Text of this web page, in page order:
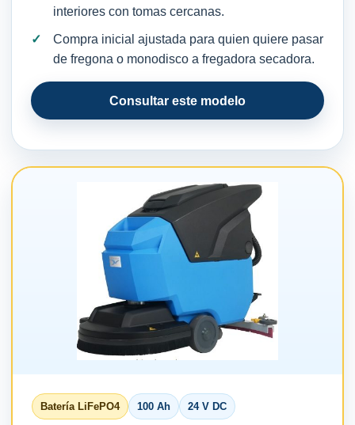
interiores con tomas cercanas.
Compra inicial ajustada para quien quiere pasar
de fregona o monodisco a fregadora secadora.
Consultar este modelo
Batería LiFePO4 100 Ah 24 V DC